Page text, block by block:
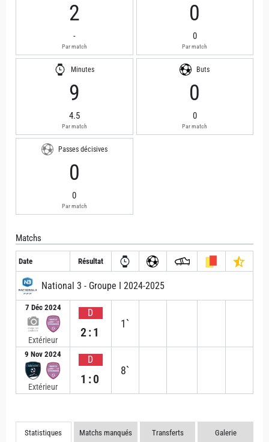
2
-
Par match
0
0
Par match
Minutes
9
4.5
Par match
Buts
0
0
Par match
Passes décisives
0
0
Par match
Matchs
Date Résultat
National 3 - Groupe I 2024-2025
7 Déc 2024
Extérieur
D
2:1
1`
9 Nov 2024
Extérieur
D
1:0
8`
Statistiques Matchs manqués Transferts Galerie